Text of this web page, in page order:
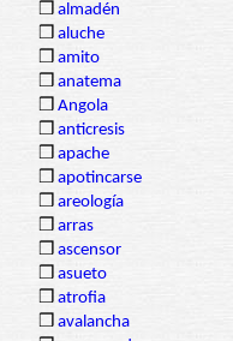
❒ almadén
❒ aluche
❒ amito
❒ anatema
❒ Angola
❒ anticresis
❒ apache
❒ apotincarse
❒ areología
❒ arras
❒ ascensor
❒ asueto
❒ atrofia
❒ avalancha